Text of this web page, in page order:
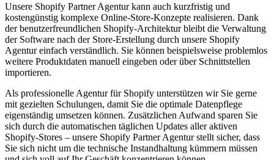
Unsere Shopify Partner Agentur kann auch kurzfristig und
kostengünstig komplexe Online-Store-Konzepte realisieren. Dank
der benutzerfreundlichen Shopify-Architektur bleibt die Verwaltung
der Software nach der Store-Erstellung durch unsere Shopify
Agentur einfach verständlich. Sie können beispielsweise problemlos
weitere Produktdaten manuell eingeben oder über Schnittstellen
importieren.
Als professionelle Agentur für Shopify unterstützen wir Sie gerne
mit gezielten Schulungen, damit Sie die optimale Datenpflege
eigenständig umsetzen können. Zusätzlichen Aufwand sparen Sie
sich durch die automatischen täglichen Updates aller aktiven
Shopify-Stores – unsere Shopify Partner Agentur stellt sicher, dass
Sie sich nicht um die technische Instandhaltung kümmern müssen